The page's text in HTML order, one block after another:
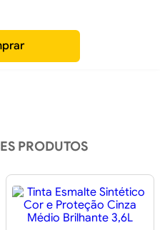
PRODUTOS